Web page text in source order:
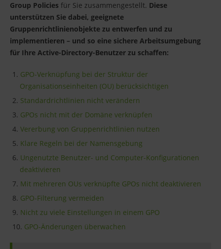
Group Policies für Sie zusammengestellt. Diese
unterstützen Sie dabei, geeignete
Gruppenrichtlinienobjekte zu entwerfen und zu
implementieren – und so eine sichere Arbeitsumgebung
für Ihre Active-Directory-Benutzer zu schaffen:
GPO-Verknüpfung bei der Struktur der
Organisationseinheiten (OU) berücksichtigen
Standardrichtlinien nicht verändern
GPOs nicht mit der Domäne verknüpfen
Vererbung von Gruppenrichtlinien nutzen
Klare Regeln bei der Namensgebung
Ungenutzte Benutzer- und Computer-Konfigurationen
deaktivieren
Mit mehreren OUs verknüpfte GPOs nicht deaktivieren
GPO-Filterung vermeiden
Nicht zu viele Einstellungen in einem GPO
GPO-Änderungen überwachen